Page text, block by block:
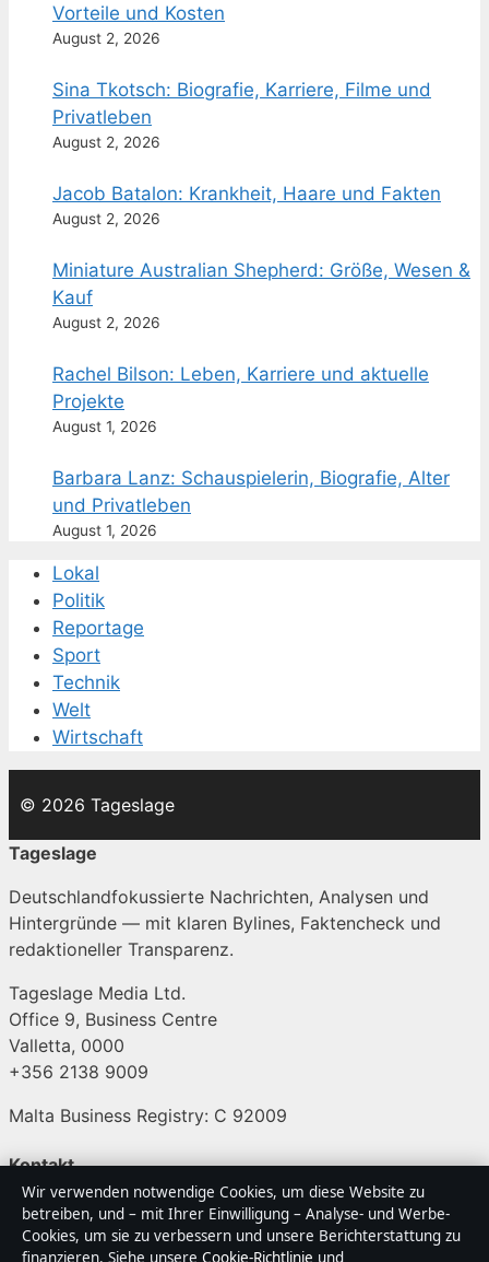
Vorteile und Kosten
August 2, 2026
Sina Tkotsch: Biografie, Karriere, Filme und
Privatleben
August 2, 2026
Jacob Batalon: Krankheit, Haare und Fakten
August 2, 2026
Miniature Australian Shepherd: Größe, Wesen &
Kauf
August 2, 2026
Rachel Bilson: Leben, Karriere und aktuelle
Projekte
August 1, 2026
Barbara Lanz: Schauspielerin, Biografie, Alter
und Privatleben
August 1, 2026
Lokal
Politik
Reportage
Sport
Technik
Welt
Wirtschaft
© 2026 Tageslage
Tageslage
Deutschlandfokussierte Nachrichten, Analysen und
Hintergründe — mit klaren Bylines, Faktencheck und
redaktioneller Transparenz.
Tageslage Media Ltd.
Office 9, Business Centre
Valletta, 0000
+356 2138 9009
Malta Business Registry: C 92009
Kontakt
Allgemein: info@tageslage.de
Wir verwenden notwendige Cookies, um diese Website zu
betreiben, und – mit Ihrer Einwilligung – Analyse- und Werbe-
Cookies, um sie zu verbessern und unsere Berichterstattung zu
finanzieren. Siehe unsere Cookie-Richtlinie und